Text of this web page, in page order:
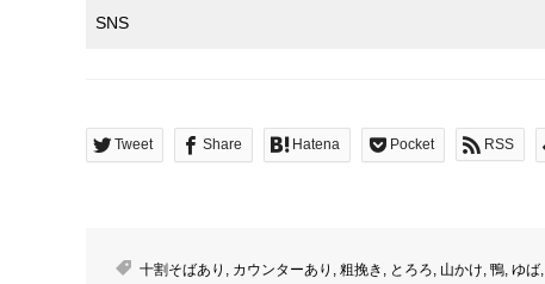
SNS
Tweet Share Hatena Pocket RSS
十割そばあり , カウンターあり , 粗挽き , とろろ, 山かけ, 鴨, ゆば,